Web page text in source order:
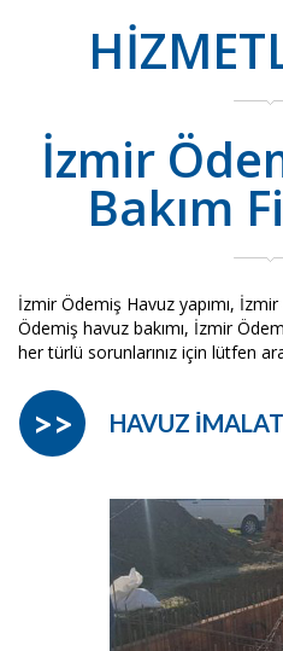
İzmir
Bakım
İzmir Ödemiş Havuz yapımı,
Ödemiş havuz bakımı, İzmir
her türlü sorunlarınız için lütfen
HAVUZ
>>